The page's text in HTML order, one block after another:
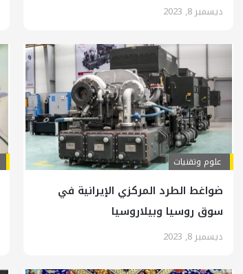
ديسمبر 8, 2023
علوم وتقنيات
ضواغط الطرد المركزي الإيرانية في
سوق روسيا وبيلاروسيا
ديسمبر 8, 2023